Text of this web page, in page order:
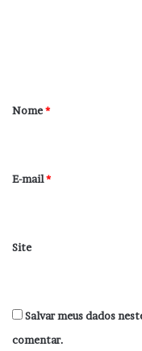
r
*
Nome*
E-mail*
Site
Salvar meus dados
comentar.